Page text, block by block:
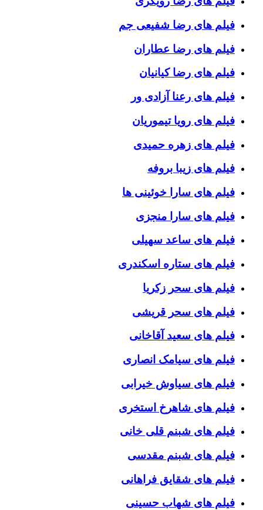
فیلم های رضا شفیعی جم
فیلم های رضا عطاران
فیلم های رضا کیانیان
فیلم های رعنا آزادی ور
فیلم های رویا تیموریان
فیلم های زهره حمیدی
فیلم های زیبا بروفه
فیلم های سارا خوئینی ها
فیلم های سارا منجزی
فیلم های ساعد سهیلی
فیلم های ستاره اسکندری
فیلم های سحر زکریا
فیلم های سحر قریشی
فیلم های سعید آقاخانی
فیلم های سیامک انصاری
فیلم های سیاوش خیرابی
فیلم های شاهرخ استخری
فیلم های شبنم قلی خانی
فیلم های شبنم مقدسی
فیلم های شقایق فراهانی
فیلم های شهاب حسینی